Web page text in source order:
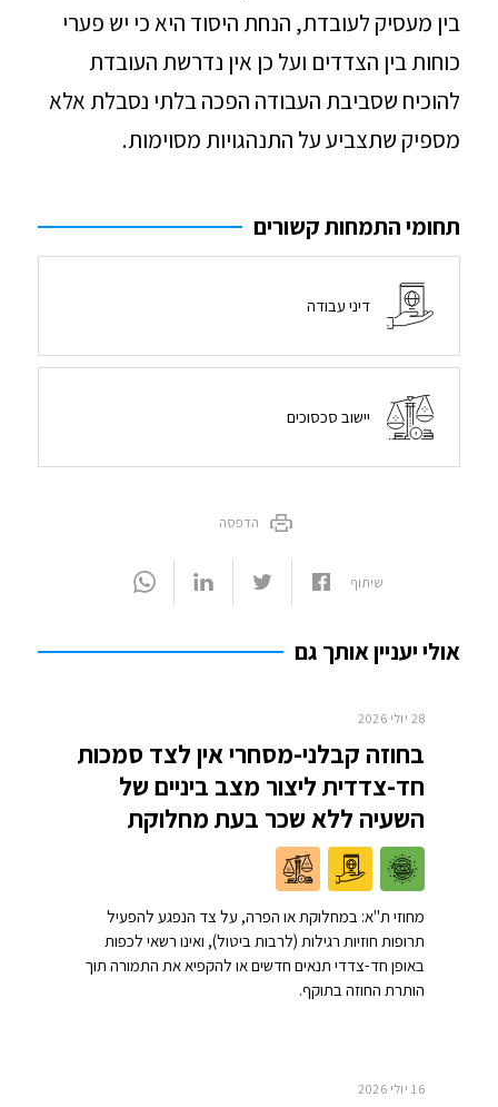
בין מעסיק לעובדת, הנחת היסוד היא כי יש פערי
כוחות בין הצדדים ועל כן אין נדרשת העובדת
להוכיח שסביבת העבודה הפכה בלתי נסבלת אלא
מספיק שתצביע על התנהגויות מסוימות.
תחומי התמחות קשורים
דיני עבודה
יישוב סכסוכים
הדפסה
שיתוף
אולי יעניין אותך גם
28 יולי 2026
בחוזה קבלני-מסחרי אין לצד סמכות
חד-צדדית ליצור מצב ביניים של
השעיה ללא שכר בעת מחלוקת
מחוזי ת"א: במחלוקת או הפרה, על צד הנפגע להפעיל
תרופות חוזיות רגילות (לרבות ביטול), ואינו רשאי לכפות
באופן חד-צדדי תנאים חדשים או להקפיא את התמורה תוך
הותרת החוזה בתוקף.
16 יולי 2026